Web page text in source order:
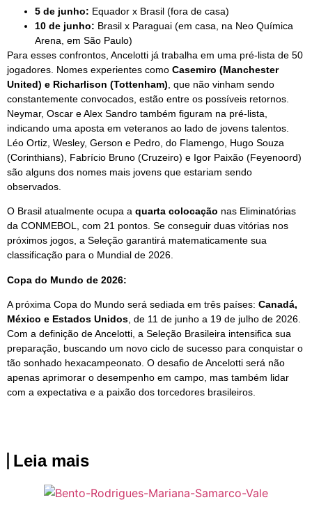
5 de junho: Equador x Brasil (fora de casa)
10 de junho: Brasil x Paraguai (em casa, na Neo Química
Arena, em São Paulo)
Para esses confrontos, Ancelotti já trabalha em uma pré-lista de 50
jogadores. Nomes experientes como Casemiro (Manchester
United) e Richarlison (Tottenham) , que não vinham sendo
constantemente convocados, estão entre os possíveis retornos.
Neymar, Oscar e Alex Sandro também figuram na pré-lista,
indicando uma aposta em veteranos ao lado de jovens talentos.
Léo Ortiz, Wesley, Gerson e Pedro, do Flamengo, Hugo Souza
(Corinthians), Fabrício Bruno (Cruzeiro) e Igor Paixão (Feyenoord)
são alguns dos nomes mais jovens que estariam sendo
observados.
O Brasil atualmente ocupa a quarta colocação nas Eliminatórias
da CONMEBOL, com 21 pontos. Se conseguir duas vitórias nos
próximos jogos, a Seleção garantirá matematicamente sua
classificação para o Mundial de 2026.
Copa do Mundo de 2026:
A próxima Copa do Mundo será sediada em três países: Canadá,
México e Estados Unidos , de 11 de junho a 19 de julho de 2026.
Com a definição de Ancelotti, a Seleção Brasileira intensifica sua
preparação, buscando um novo ciclo de sucesso para conquistar o
tão sonhado hexacampeonato. O desafio de Ancelotti será não
apenas aprimorar o desempenho em campo, mas também lidar
com a expectativa e a paixão dos torcedores brasileiros.
Leia mais